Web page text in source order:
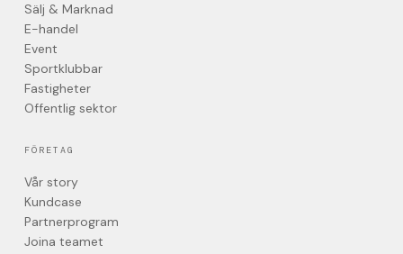
Sälj & Marknad
E-handel
Event
Sportklubbar
Fastigheter
Offentlig sektor
FÖRETAG
Vår story
Kundcase
Partnerprogram
Joina teamet